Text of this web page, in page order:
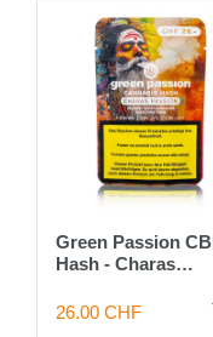
Green Passion
Hash - Charas
26.00 CHF